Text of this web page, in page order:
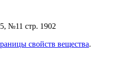
№11 стр. 1902
свойств вещества.